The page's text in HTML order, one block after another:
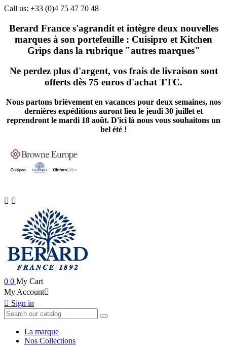
Call us: +33 (0)4 75 47 70 48
Berard France s'agrandit et intègre deux nouvelles
marques à son portefeuille : Cuisipro et Kitchen
Grips dans la rubrique "autres marques"
Ne perdez plus d'argent, vos frais de livraison sont
offerts dès 75 euros d'achat TTC.
Nous partons brièvement en vacances pour deux semaines, nos
dernières expéditions auront lieu le jeudi 30 juillet et
reprendront le mardi 18 août. D'ici là nous vous souhaitons un
bel été !
 
0 0 My Cart
My Account
 Sign in
La marque
Nos Collections